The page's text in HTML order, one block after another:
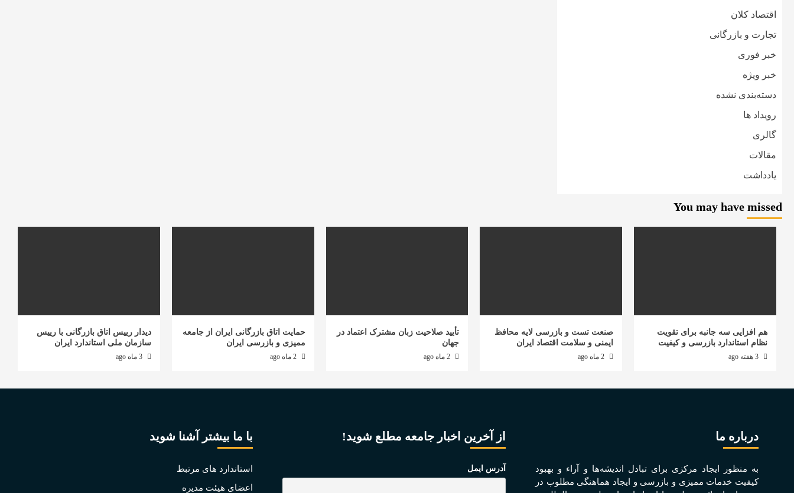
اقتصاد کلان
تجارت و بازرگانی
خبر فوری
خبر ویژه
دسته‌بندی نشده
رویداد ها
گالری
مقالات
یادداشت
You may have missed
هم افزایی سه جانبه برای تقویت
نظام استاندارد بازرسی و کیفیت
صنعت تست و بازرسی لایه محافظ
ایمنی و سلامت اقتصاد ایران
تأیید صلاحیت زبان مشترک اعتماد در
جهان
حمایت اتاق بازرگانی ایران از جامعه
ممیزی و بازرسی ایران
2 ماه ago
دیدار رییس اتاق بازرگانی با رییس
سازمان ملی استاندارد ایران
3 ماه ago
درباره ما
به منظور ايجاد مرکزی برای تبادل انديشه‌ها و آراء و بهبود
کيفيت خدمات مميزی و بازرسی و ايجاد هماهنگی مطلوب در
از آخرین اخبار جامعه مطلع شوید!
آدرس ایمل
با ما بیشتر آشنا شوید
استاندارد های مرتبط
اعضای هیئت مدیره